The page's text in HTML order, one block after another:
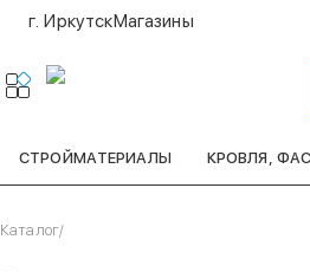
г. ИркутскМагазины
СТРОЙМАТЕРИАЛЫ КРОВЛЯ,
Каталог/